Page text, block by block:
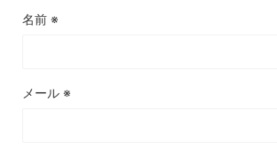
名前 ※
メール ※